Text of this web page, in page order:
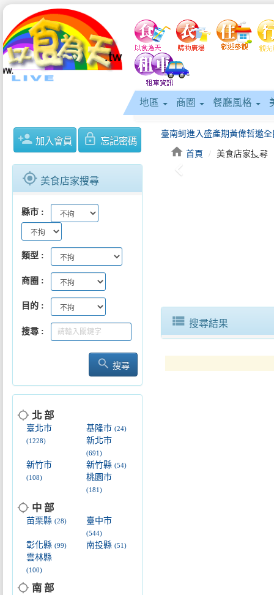
地區 商圈 餐廳風格
person_add 加入會員 lock_outline 忘記密碼
gps_fixed 美食店家搜尋
縣市
類型
商圈
目的
搜尋
search 搜尋
location_searching 北 部
臺北市
(1228)
基隆市(24)
新北市
(691)
新竹市
(108)
新竹縣(54)
桃園市
(181)
location_searching 中 部
苗栗縣 (28) 臺中市
(544)
彰化縣 (99) 南投縣(51)
雲林縣
(100)
location_searching 南 部
home 首頁 美食店家搜尋
keyboard_arrow_left
view_list 搜尋結果